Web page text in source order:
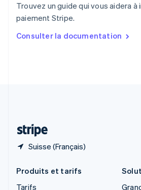
Trouvez un guide qui vous aidera à
paiement Stripe.
Consulter la documentation
Suisse (Français)
Singapour
English 简体中文
English
Produits et tarifs
Tarifs